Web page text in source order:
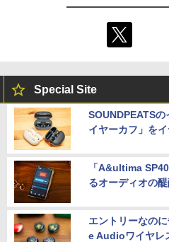
Special Site
SOUNDPEATS
イヤーカフ」を
「A&ultima
るオーディオの
エントリーなの
e Audioワイヤレ